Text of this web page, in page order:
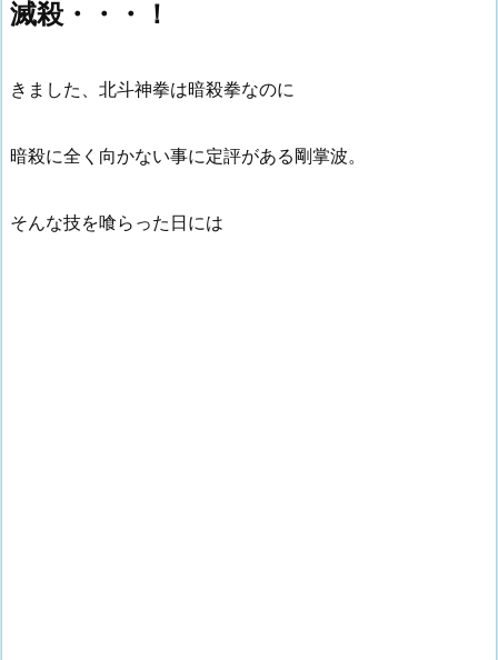
滅殺・・・！
きました、北斗神拳は暗殺拳なのに
暗殺に全く向かない事に定評がある剛掌波。
そんな技を喰らった日には